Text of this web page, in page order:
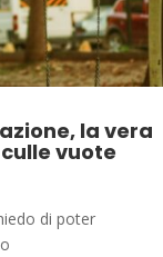
la vera
vuote
di poter